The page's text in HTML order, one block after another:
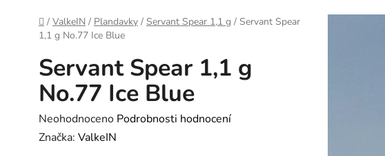
Domů
/ ValkeIN / Plandavky / Servant Spear 1,1 g / Servant Spear
1,1 g No.77 Ice Blue
Servant Spear 1,1 g
No.77 Ice Blue
Průměrné
hodnocení
Neohodnoceno Podrobnosti hodnocení
Značka: ValkeIN